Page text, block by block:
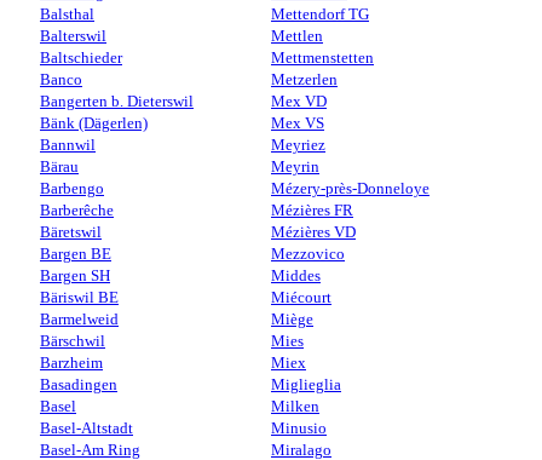
Balsthal
Balterswil
Baltschieder
Banco
Bangerten b. Dieterswil
Bänk (Dägerlen)
Bannwil
Bärau
Barbengo
Barberêche
Bäretswil
Bargen BE
Bargen SH
Bäriswil BE
Barmelweid
Bärschwil
Barzheim
Basadingen
Basel
Basel-Altstadt
Basel-Am Ring
Mettendorf TG
Mettlen
Mettmenstetten
Metzerlen
Mex VD
Mex VS
Meyriez
Meyrin
Mézery-près-Donneloye
Mézières FR
Mézières VD
Mezzovico
Middes
Miécourt
Miège
Mies
Miex
Miglieglia
Milken
Minusio
Miralago